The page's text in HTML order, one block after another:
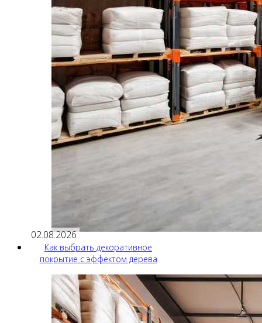
02.08.2026
Как выбрать декоративное
покрытие с эффектом дерева